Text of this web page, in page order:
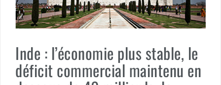
Inde : l’économie plus stable, le
déficit commercial maintenu en